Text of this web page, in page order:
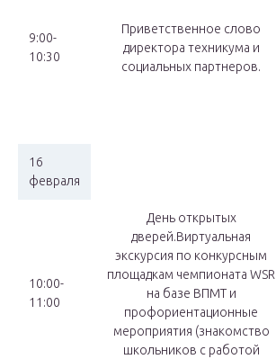
9:00-
10:30
Приветственное слово
директора техникума и
социальных партнеров.
16
февраля
10:00-
11:00
День открытых
дверей.Виртуальная
экскурсия по конкурсным
площадкам чемпионата WSR
на базе ВПМТ и
профориентационные
мероприятия (знакомство
школьников с работой